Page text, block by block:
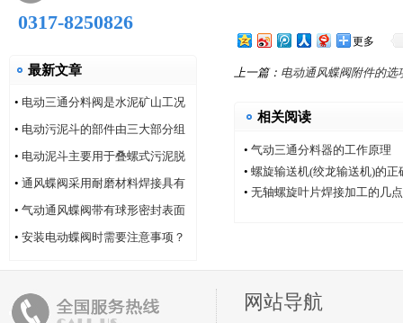
0317-8250826
最新文章
• 电动三通分料阀是水泥矿山工况
的系列产品
• 电动污泥斗的部件由三大部分组
成
• 电动泥斗主要用于叠螺式污泥脱
水机
• 通风蝶阀采用耐磨材料焊接具有
耐磨性好的特点
• 气动通风蝶阀带有球形密封表面
的衬氟塑料
• 安装电动蝶阀时需要注意事项？
更多
上一篇： 电动通风蝶阀附件的选
相关阅读
• 气动三通分料器的工作原理
• 螺旋输送机(绞龙输送机)的
• 无轴螺旋叶片焊接加工的几
网站导航